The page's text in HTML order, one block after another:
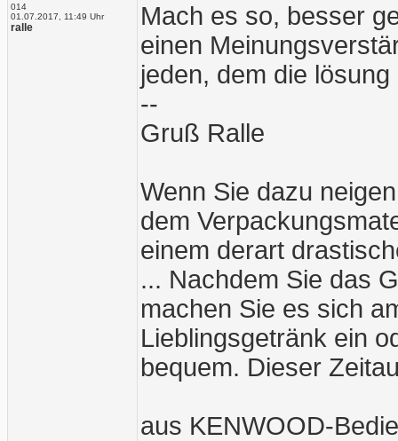
014
01.07.2017, 11:49 Uhr
ralle
Mach es so, besser
einen
jeden, dem die
--
Gruß Ralle
Wenn Sie dazu
dem
einem derart
... Nachdem Sie das
machen Sie es sich
Lieblingsgetränk ein
bequem. Dieser
aus KENWOOD-